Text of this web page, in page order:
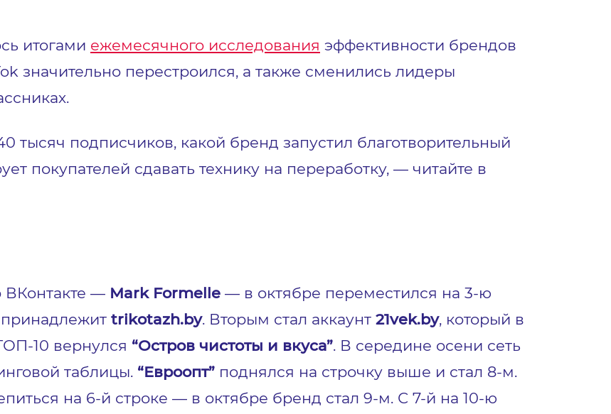
итогами ежемесячного исследования эффективности брендов
значительно перестроился, а также сменились лидеры
тысяч подписчиков, какой бренд запустил благотворительный
покупателей сдавать технику на переработку, — читайте в
ВКонтакте — Mark Formelle — в октябре переместился на 3-ю
trikotazh.by. Вторым стал аккаунт 21vek.by, который в
10 вернулся “Остров чистоты и вкуса”. В середине осени сеть
таблицы. “Евроопт” поднялся на строчку выше и стал 8-м.
на 6-й строке — в октябре бренд стал 9-м. С 7-й на 10-ю